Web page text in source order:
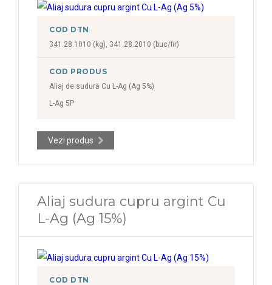
COD DTN
341.28.1010 (kg), 341.28.2010 (buc/fir)
COD PRODUS
Aliaj de sudură Cu L-Ag (Ag 5%)
L-Ag 5P
Vezi produs
Aliaj sudura cupru argint Cu
L-Ag (Ag 15%)
COD DTN